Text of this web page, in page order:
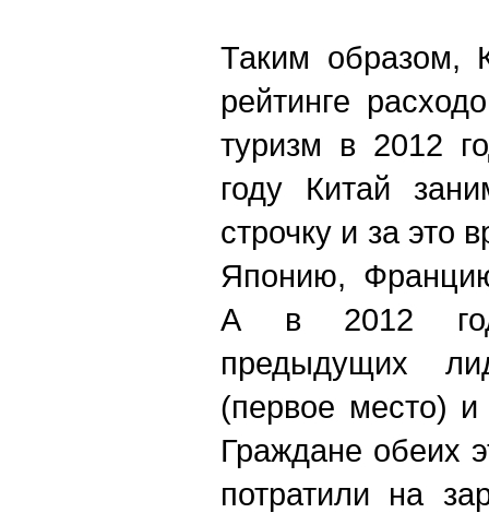
Таким образом,
рейтинге
туризм в 2012
году Китай
строчку и за это
Японию,
А в 2012
предыдущих
(первое место)
Граждане обеих
потратили на